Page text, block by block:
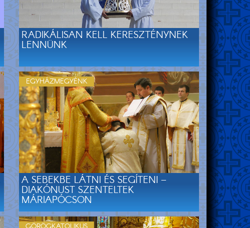
RADIKÁLISAN KELL KERESZTÉNYNEK
LENNÜNK
A SEBEKBE LÁTNI ÉS SEGÍTENI –
DIAKÓNUST SZENTELTEK
MÁRIAPÓCSON
EGYHÁZMEGYÉNK